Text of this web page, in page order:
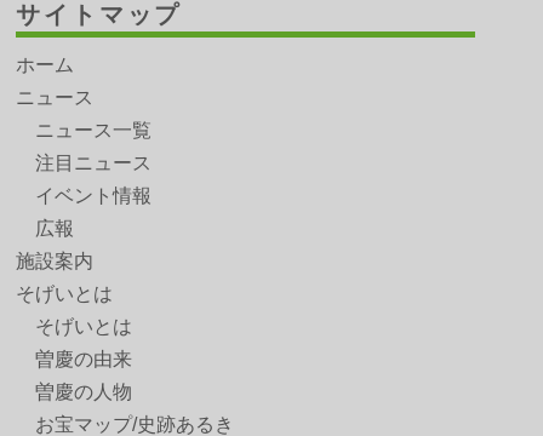
サイトマップ
ホーム
ニュース
ニュース一覧
注目ニュース
イベント情報
広報
施設案内
そげいとは
そげいとは
曽慶の由来
曽慶の人物
お宝マップ/史跡あるき